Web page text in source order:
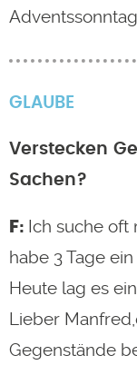
GLAUBE
Verstecken
Sachen?
Ich suche oft
habe 3 Tage
Heute lag es
Lieber
Gegenstände